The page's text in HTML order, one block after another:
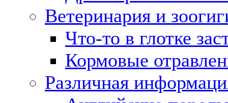
Ветеринария и
Что-то в глотке
Кормовые
Различная